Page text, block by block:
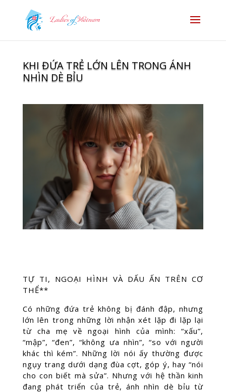
KHI ĐỨA TRẺ LỚN LÊN TRONG ÁNH
NHÌN DÈ BỈU
TỰ TI, NGOẠI HÌNH VÀ DẤU ẤN TRÊN CƠ
THỂ**
Có những đứa trẻ không bị đánh đập, nhưng
lớn lên trong những lời nhận xét lặp đi lặp lại
từ cha mẹ về ngoại hình của mình: “xấu”,
“mập”, “đen”, “không ưa nhìn”, “so với người
khác thì kém”. Những lời nói ấy thường được
ngụy trang dưới dạng đùa cợt, góp ý, hay “nói
cho con biết mà sửa”. Nhưng với hệ thần kinh
đang phát triển của trẻ, ánh nhìn dè bỉu từ